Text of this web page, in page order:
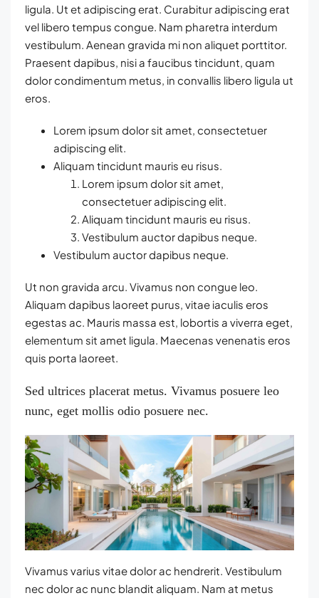
ligula. Ut et adipiscing erat. Curabitur adipiscing erat
vel libero tempus congue. Nam pharetra interdum
vestibulum. Aenean gravida mi non aliquet porttitor.
Praesent dapibus, nisi a faucibus tincidunt, quam
dolor condimentum metus, in convallis libero ligula ut
eros.
Lorem ipsum dolor sit amet, consectetuer
adipiscing elit.
Aliquam tincidunt mauris eu risus.
Lorem ipsum dolor sit amet,
consectetuer adipiscing elit.
Aliquam tincidunt mauris eu risus.
Vestibulum auctor dapibus neque.
Vestibulum auctor dapibus neque.
Ut non gravida arcu. Vivamus non congue leo.
Aliquam dapibus laoreet purus, vitae iaculis eros
egestas ac. Mauris massa est, lobortis a viverra eget,
elementum sit amet ligula. Maecenas venenatis eros
quis porta laoreet.
Sed ultrices placerat metus. Vivamus posuere leo
nunc, eget mollis odio posuere nec.
Vivamus varius vitae dolor ac hendrerit. Vestibulum
nec dolor ac nunc blandit aliquam. Nam at metus